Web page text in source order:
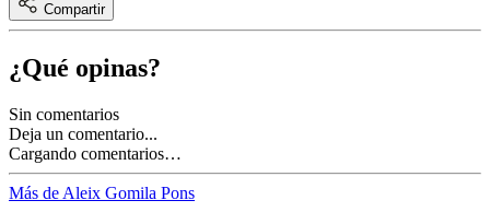
Compartir
¿Qué opinas?
Sin comentarios
Deja un comentario...
Cargando comentarios…
Más de Aleix Gomila Pons